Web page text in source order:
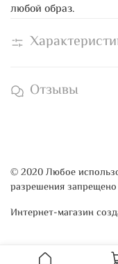
любой образ.
Отзывы
© 2020 Любое
разрешения запрещено
Интернет-магазин